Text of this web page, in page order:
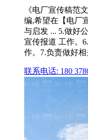
《电厂宣传稿范
编,希望在【电厂
与启发 ... 5.做好
宣传报道 工作。
作。7.负责做好相
联系电话: 180